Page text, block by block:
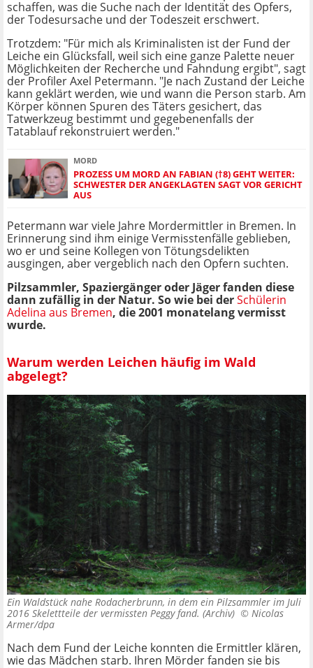
schaffen, was die Suche nach der Identität des Opfers,
der Todesursache und der Todeszeit erschwert.
Trotzdem: "Für mich als Kriminalisten ist der Fund der
Leiche ein Glücksfall, weil sich eine ganze Palette neuer
Möglichkeiten der Recherche und Fahndung ergibt", sagt
der Profiler Axel Petermann. "Je nach Zustand der Leiche
kann geklärt werden, wie und wann die Person starb. Am
Körper können Spuren des Täters gesichert, das
Tatwerkzeug bestimmt und gegebenenfalls der
Tatablauf rekonstruiert werden."
MORD
PROZESS UM MORD AN FABIAN (†8) GEHT WEITER:
SCHWESTER DER ANGEKLAGTEN SAGT VOR GERICHT
AUS
Petermann war viele Jahre Mordermittler in Bremen. In
Erinnerung sind ihm einige Vermisstenfälle geblieben,
wo er und seine Kollegen von Tötungsdelikten
ausgingen, aber vergeblich nach den Opfern suchten.
Pilzsammler, Spaziergänger oder Jäger fanden diese
dann zufällig in der Natur. So wie bei derSchülerin
Adelina aus Bremen, die 2001 monatelang vermisst
wurde.
Warum werden Leichen häufig im Wald
abgelegt?
Ein Waldstück nahe Rodacherbrunn, in dem ein Pilzsammler im Juli
2016 Skelettteile der vermissten Peggy fand. (Archiv) © Nicolas
Armer/dpa
Nach dem Fund der Leiche konnten die Ermittler klären,
wie das Mädchen starb. Ihren Mörder fanden sie bis